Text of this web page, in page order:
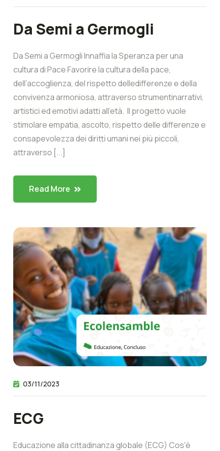
Da Semi a Germogli
Da Semi a Germogli Innaffia la Speranza per una
cultura di Pace Favorire la cultura della pace,
dell’accoglienza, del rispetto delledifferenze e della
convivenza armoniosa, attraverso strumentinarrativi,
artistici ed emotivi adatti all’età. Il progetto vuole
stimolare empatia, ascolto, rispetto delle differenze e
consapevolezza dei diritti umani nei più piccoli,
attraverso [...]
Read More
03/11/2023
ECG
Educazione alla cittadinanza globale (ECG) Cos'è